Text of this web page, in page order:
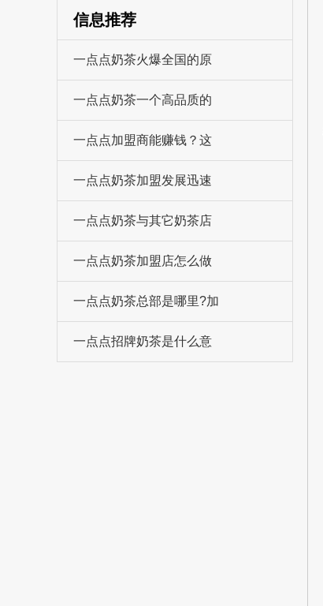
信息推荐
一点点奶茶火爆全国的原
一点点奶茶一个高品质的
一点点加盟商能赚钱？这
一点点奶茶加盟发展迅速
一点点奶茶与其它奶茶店
一点点奶茶加盟店怎么做
一点点奶茶总部是哪里?加
一点点招牌奶茶是什么意